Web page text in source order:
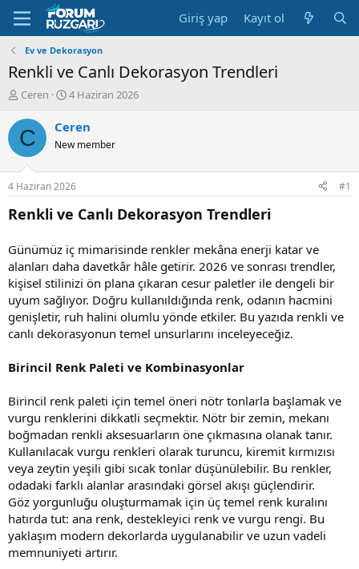
Giriş yap Kayıt ol
Ev ve Dekorasyon
Renkli ve Canlı Dekorasyon Trendleri
K
n
u
u
B
a
ş
l
t
a
n
Ceren
B
ş
a
g
ı
ç
t
r
i
h
i
4 Haziran 2026
C Ceren
New member
4 Haziran 2026 #1
Renkli ve Canlı Dekorasyon Trendleri
Günümüz iç mimarisinde renkler mekâna enerji katar ve
alanları daha davetkâr hâle getirir. 2026 ve sonrası trendler,
kişisel stilinizi ön plana çıkaran cesur paletler ile dengeli bir
uyum sağlıyor. Doğru kullanıldığında renk, odanın hacmini
genişletir, ruh halini olumlu yönde etkiler. Bu yazıda renkli ve
canlı dekorasyonun temel unsurlarını inceleyeceğiz.
Birincil Renk Paleti ve Kombinasyonlar
Birincil renk paleti için temel öneri nötr tonlarla başlamak ve
vurgu renklerini dikkatli seçmektir. Nötr bir zemin, mekanı
boğmadan renkli aksesuarların öne çıkmasına olanak tanır.
Kullanılacak vurgu renkleri olarak turuncu, kiremit kırmızısı
veya zeytin yeşili gibi sıcak tonlar düşünülebilir. Bu renkler,
odadaki farklı alanlar arasındaki görsel akışı güçlendirir.
Göz yorgunluğu oluşturmamak için üç temel renk kuralını
hatırda tut: ana renk, destekleyici renk ve vurgu rengi. Bu
yaklaşım modern dekorlarda uygulanabilir ve uzun vadeli
memnuniyeti artırır.